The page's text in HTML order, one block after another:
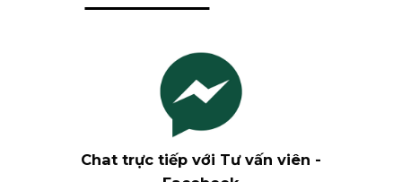
Chat trực tiếp với Tư vấn viên -